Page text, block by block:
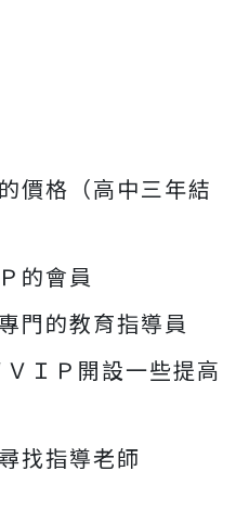
價格（高中三年結
的會員
門的教育指導員
ＩＰ開設一些提高
找指導老師